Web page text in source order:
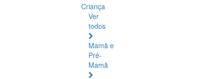
Criança
Ver
todos
Mamã e
Pré-
Mamã